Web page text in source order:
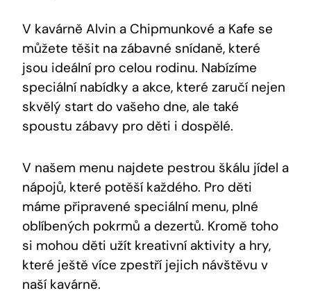
V kavárně Alvin a Chipmunkové a Kafe se
můžete těšit na zábavné snídaně, které
jsou ideální pro celou rodinu. Nabízíme
speciální nabídky a akce, které zaručí nejen
skvělý start do vašeho dne, ale také
spoustu zábavy pro děti i dospělé.
V našem menu najdete pestrou škálu jídel a
nápojů, které potěší každého. Pro děti
máme připravené speciální menu, plné
oblíbených pokrmů a dezertů. Kromě toho
si mohou děti užít kreativní aktivity a hry,
které ještě více zpestří jejich návštěvu v
naší kavárně.